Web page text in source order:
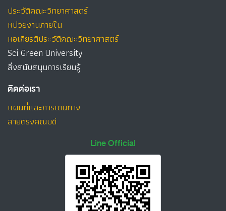
ประวัติคณะวิทยาศาสตร์
หน่วยงานภายใน
หอเกียรติประวัติคณะวิทยาศาสตร์
Sci Green University
สิ่งสนับสนุนการเรียนรู้
ติดต่อเรา
แผนที่และการเดินทาง
สายตรงคณบดี
Line Official